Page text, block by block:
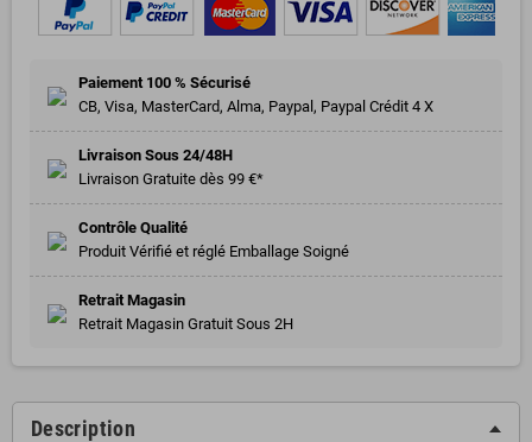
Paiement 100 % Sécurisé
CB, Visa, MasterCard, Alma, Paypal, Paypal Crédit 4 X
Livraison Sous 24/48H
Livraison Gratuite dès 99 €*
Contrôle Qualité
Produit Vérifié et réglé Emballage Soigné
Retrait Magasin
Retrait Magasin Gratuit Sous 2H
Description